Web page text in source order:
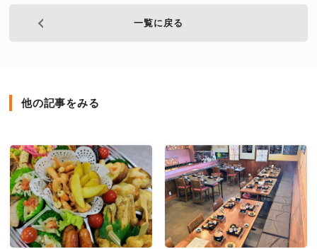
一覧に戻る
他の記事をみる